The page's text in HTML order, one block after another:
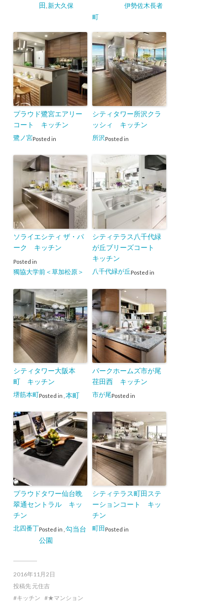
田 新大久保
伊勢佐木長者
町
プラウド鷺宮エアリー
コート キッチン
Posted in
鷺ノ宮
シティタワー所沢クラ
ッシィ キッチン
Posted in
所沢
ソライエシティ ザ・パ
ーク キッチン
Posted in
獨協大学前＜草加松原＞
シティテラス八千代緑
が丘ブリーズコート
キッチン
Posted in
八千代緑が丘
シティタワー大阪本
町 キッチン
Posted in
堺筋本町 本町
パークホームズ市が尾
荏田西 キッチン
Posted in
市が尾
プラウドタワー仙台晩
翠通セントラル キッ
チン
Posted in
北四番丁
勾当台
公園
シティテラス町田ステ
ーションコート キッ
チン
Posted in
町田
2016年11月2日
投稿先 元住吉
キッチン
★マンション